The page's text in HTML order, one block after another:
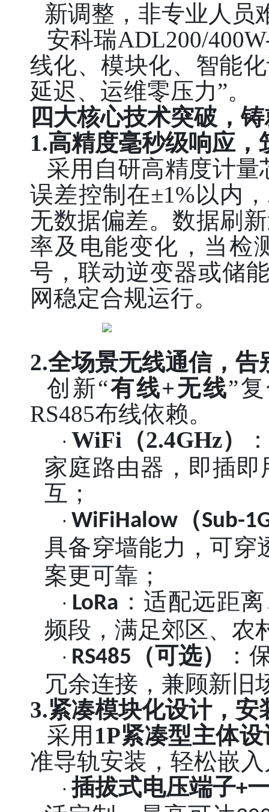
新调整，非专业人员
安科瑞ADL200/
线化、模块化、智能
延迟、运维零压力”。
四大核心技术突破，
1.高精度毫秒级响应
采用自研高精度计量
误差控制在±1%以内
无数据偏差。数据刷
率及电能变化，当检
号，联动逆变器或储
网稳定合规运行。
2.全场景无线通信，告
创新“有线+无线”
RS485布线依赖。
· WiFi （2.4GHz）
家庭路由器，即插
互；
· WiFiHalow （Sub-
具备穿墙能力，可穿
案更可靠；
· LoRa ：适配远距
频段，满足郊区、农
· RS485 （可选）
：
冗余连接，兼顾新旧
3.紧凑模块化设计，安
采用 1P紧凑型主体设
准导轨安装，轻松嵌
· 插拔式电压端子+